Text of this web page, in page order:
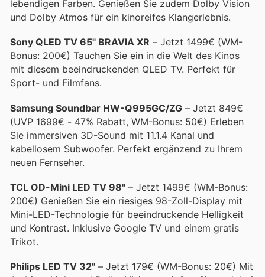
lebendigen Farben. Genießen Sie zudem Dolby Vision
und Dolby Atmos für ein kinoreifes Klangerlebnis.
Sony QLED TV 65" BRAVIA XR – Jetzt 1499€ (WM-
Bonus: 200€) Tauchen Sie ein in die Welt des Kinos
mit diesem beeindruckenden QLED TV. Perfekt für
Sport- und Filmfans.
Samsung Soundbar HW-Q995GC/ZG – Jetzt 849€
(UVP 1699€ - 47% Rabatt, WM-Bonus: 50€) Erleben
Sie immersiven 3D-Sound mit 11.1.4 Kanal und
kabellosem Subwoofer. Perfekt ergänzend zu Ihrem
neuen Fernseher.
TCL OD-Mini LED TV 98" – Jetzt 1499€ (WM-Bonus:
200€) Genießen Sie ein riesiges 98-Zoll-Display mit
Mini-LED-Technologie für beeindruckende Helligkeit
und Kontrast. Inklusive Google TV und einem gratis
Trikot.
Philips LED TV 32" – Jetzt 179€ (WM-Bonus: 20€) Mit